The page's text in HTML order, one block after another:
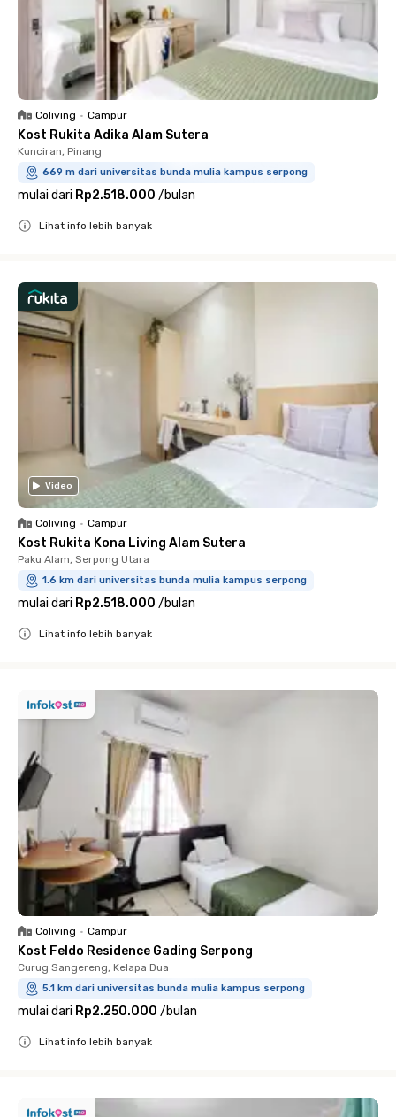
Coliving • Campur
Kost Rukita Adika Alam Sutera
Kunciran, Pinang
669 m dari universitas bunda mulia kampus serpong
mulai dari Rp2.518.000 /bulan
Lihat info lebih banyak
Video
Coliving • Campur
Kost Rukita Kona Living Alam Sutera
Paku Alam, Serpong Utara
1.6 km dari universitas bunda mulia kampus serpong
mulai dari Rp2.518.000 /bulan
Lihat info lebih banyak
Coliving • Campur
Kost Feldo Residence Gading Serpong
Curug Sangereng, Kelapa Dua
5.1 km dari universitas bunda mulia kampus serpong
mulai dari Rp2.250.000 /bulan
Lihat info lebih banyak